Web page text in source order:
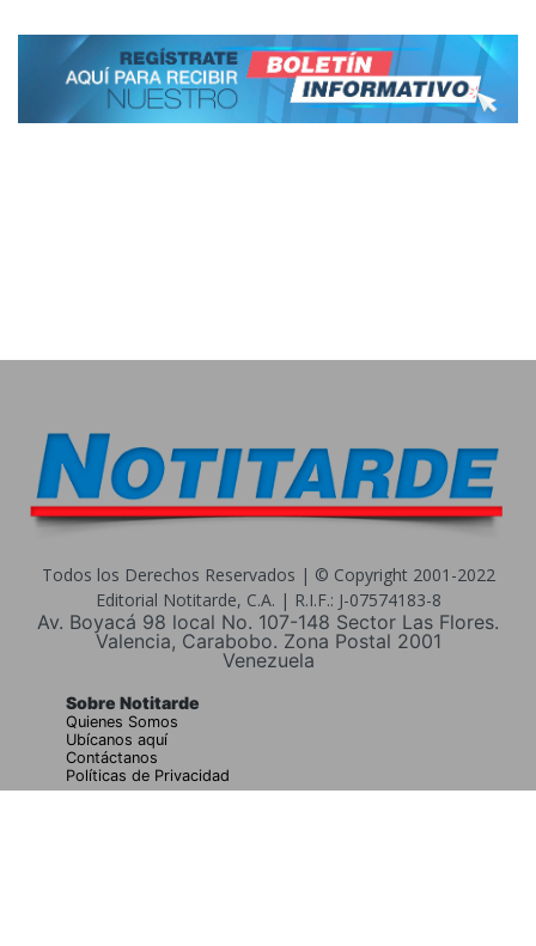
Todos los Derechos Reservados | © Copyright 2001-2022
Editorial Notitarde, C.A. | R.I.F.: J-07574183-8
Av. Boyacá 98 local No. 107-148 Sector Las Flores.
Valencia, Carabobo. Zona Postal 2001
Venezuela
Sobre Notitarde
Quienes Somos
Ubícanos aquí
Contáctanos
Políticas de Privacidad